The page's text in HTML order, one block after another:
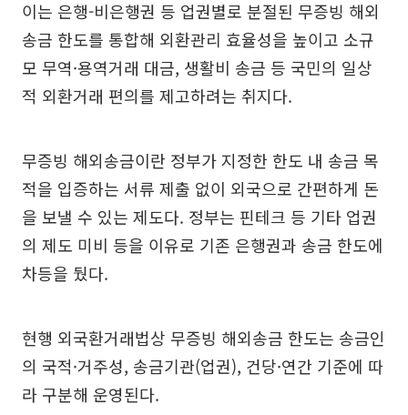
이는 은행-비은행권 등 업권별로 분절된 무증빙 해외
송금 한도를 통합해 외환관리 효율성을 높이고 소규
모 무역·용역거래 대금, 생활비 송금 등 국민의 일상
적 외환거래 편의를 제고하려는 취지다.
무증빙 해외송금이란 정부가 지정한 한도 내 송금 목
적을 입증하는 서류 제출 없이 외국으로 간편하게 돈
을 보낼 수 있는 제도다. 정부는 핀테크 등 기타 업권
의 제도 미비 등을 이유로 기존 은행권과 송금 한도에
차등을 뒀다.
현행 외국환거래법상 무증빙 해외송금 한도는 송금인
의 국적·거주성, 송금기관(업권), 건당·연간 기준에 따
라 구분해 운영된다.